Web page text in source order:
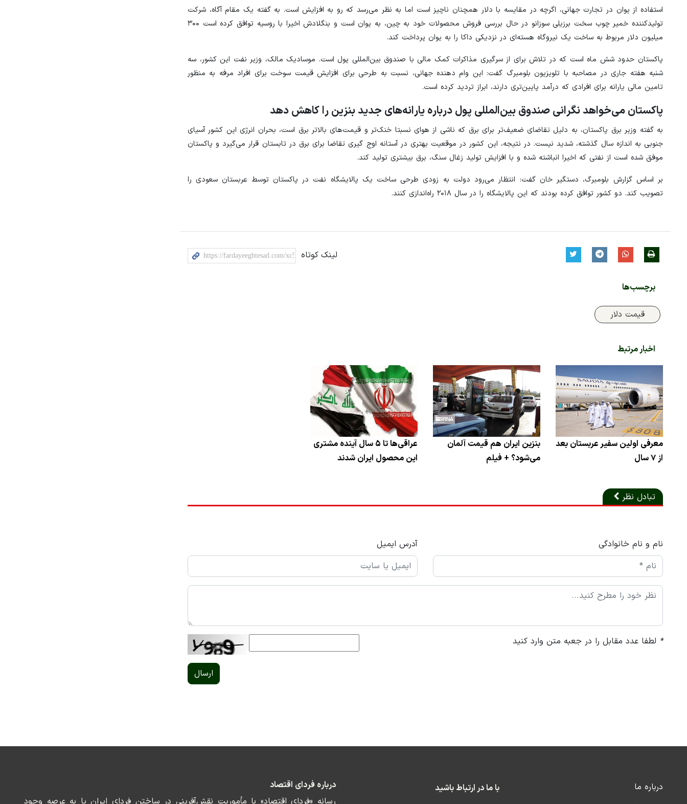
استفاده از یوان در تجارت جهانی، اگرچه در مقایسه با دلار همچنان ناچیز است اما به نظر می‌رسد که رو به افزایش است. به گفته یک مقام آگاه، شرکت
تولیدکننده خمیر چوب سخت برزیلی سوزانو در حال بررسی فروش محصولات خود به چین، به یوان است و بنگلادش اخیرا با روسیه توافق کرده است ۳۰۰
میلیون دلار مربوط به ساخت یک نیروگاه هسته‌ای در نزدیکی داکا را به یوان پرداخت کند.
پاکستان حدود شش ماه است که در تلاش برای از سرگیری مذاکرات کمک مالی با صندوق بین‌المللی پول است. موسادیک مالک، وزیر نفت این کشور، سه
شنبه هفته جاری در مصاحبه با تلویزیون بلومبرگ گفت: این وام دهنده جهانی، نسبت به طرحی برای افزایش قیمت سوخت برای افراد مرفه به منظور
تامین مالی یارانه برای افرادی که درآمد پایین‌تری دارند، ابراز تردید کرده است.
پاکستان می‌خواهد نگرانی صندوق بین‌المللی پول درباره یارانه‌های جدید بنزین را کاهش دهد
به گفته وزیر برق پاکستان، به دلیل تقاضای ضعیف‌تر برای برق که ناشی از هوای نسبتا خنک‌تر و قیمت‌های بالاتر برق است، بحران انرژی این کشور آسیای
جنوبی به اندازه سال گذشته، شدید نیست. در نتیجه، این کشور در موقعیت بهتری در آستانه اوج گیری تقاضا برای برق در تابستان قرار می‌گیرد و پاکستان
موفق شده است از نفتی که اخیرا انباشته شده و با افزایش تولید زغال سنگ، برق بیشتری تولید کند.
بر اساس گزارش بلومبرگ، دستگیر خان گفت: انتظار می‌رود دولت به زودی طرحی ساخت یک پالایشگاه نفت در پاکستان توسط عربستان سعودی را
تصویب کند. دو کشور توافق کرده بودند که این پالایشگاه را در سال ۲۰۱۸ راه‌اندازی کنند.
لینک کوتاه
برچسب‌ها
قیمت دلار
اخبار مرتبط
معرفی اولین سفیر عربستان بعد
از ۷ سال
بنزین ایران هم قیمت آلمان
می‌شود؟ + فیلم
عراقی‌ها تا ۵ سال آینده مشتری
این محصول ایران شدند
تبادل نظر
نام و نام خانوادگی آدرس ایمیل
* لطفا عدد مقابل را در جعبه متن وارد کنید
ارسال
درباره ما
با ما در ارتباط باشید
درباره فردای اقتصاد